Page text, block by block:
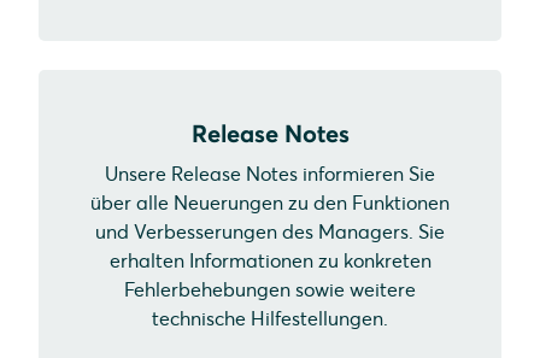
Release Notes
Unsere Release Notes informieren Sie
über alle Neuerungen zu den Funktionen
und Verbesserungen des Managers. Sie
erhalten Informationen zu konkreten
Fehlerbehebungen sowie weitere
technische Hilfestellungen.